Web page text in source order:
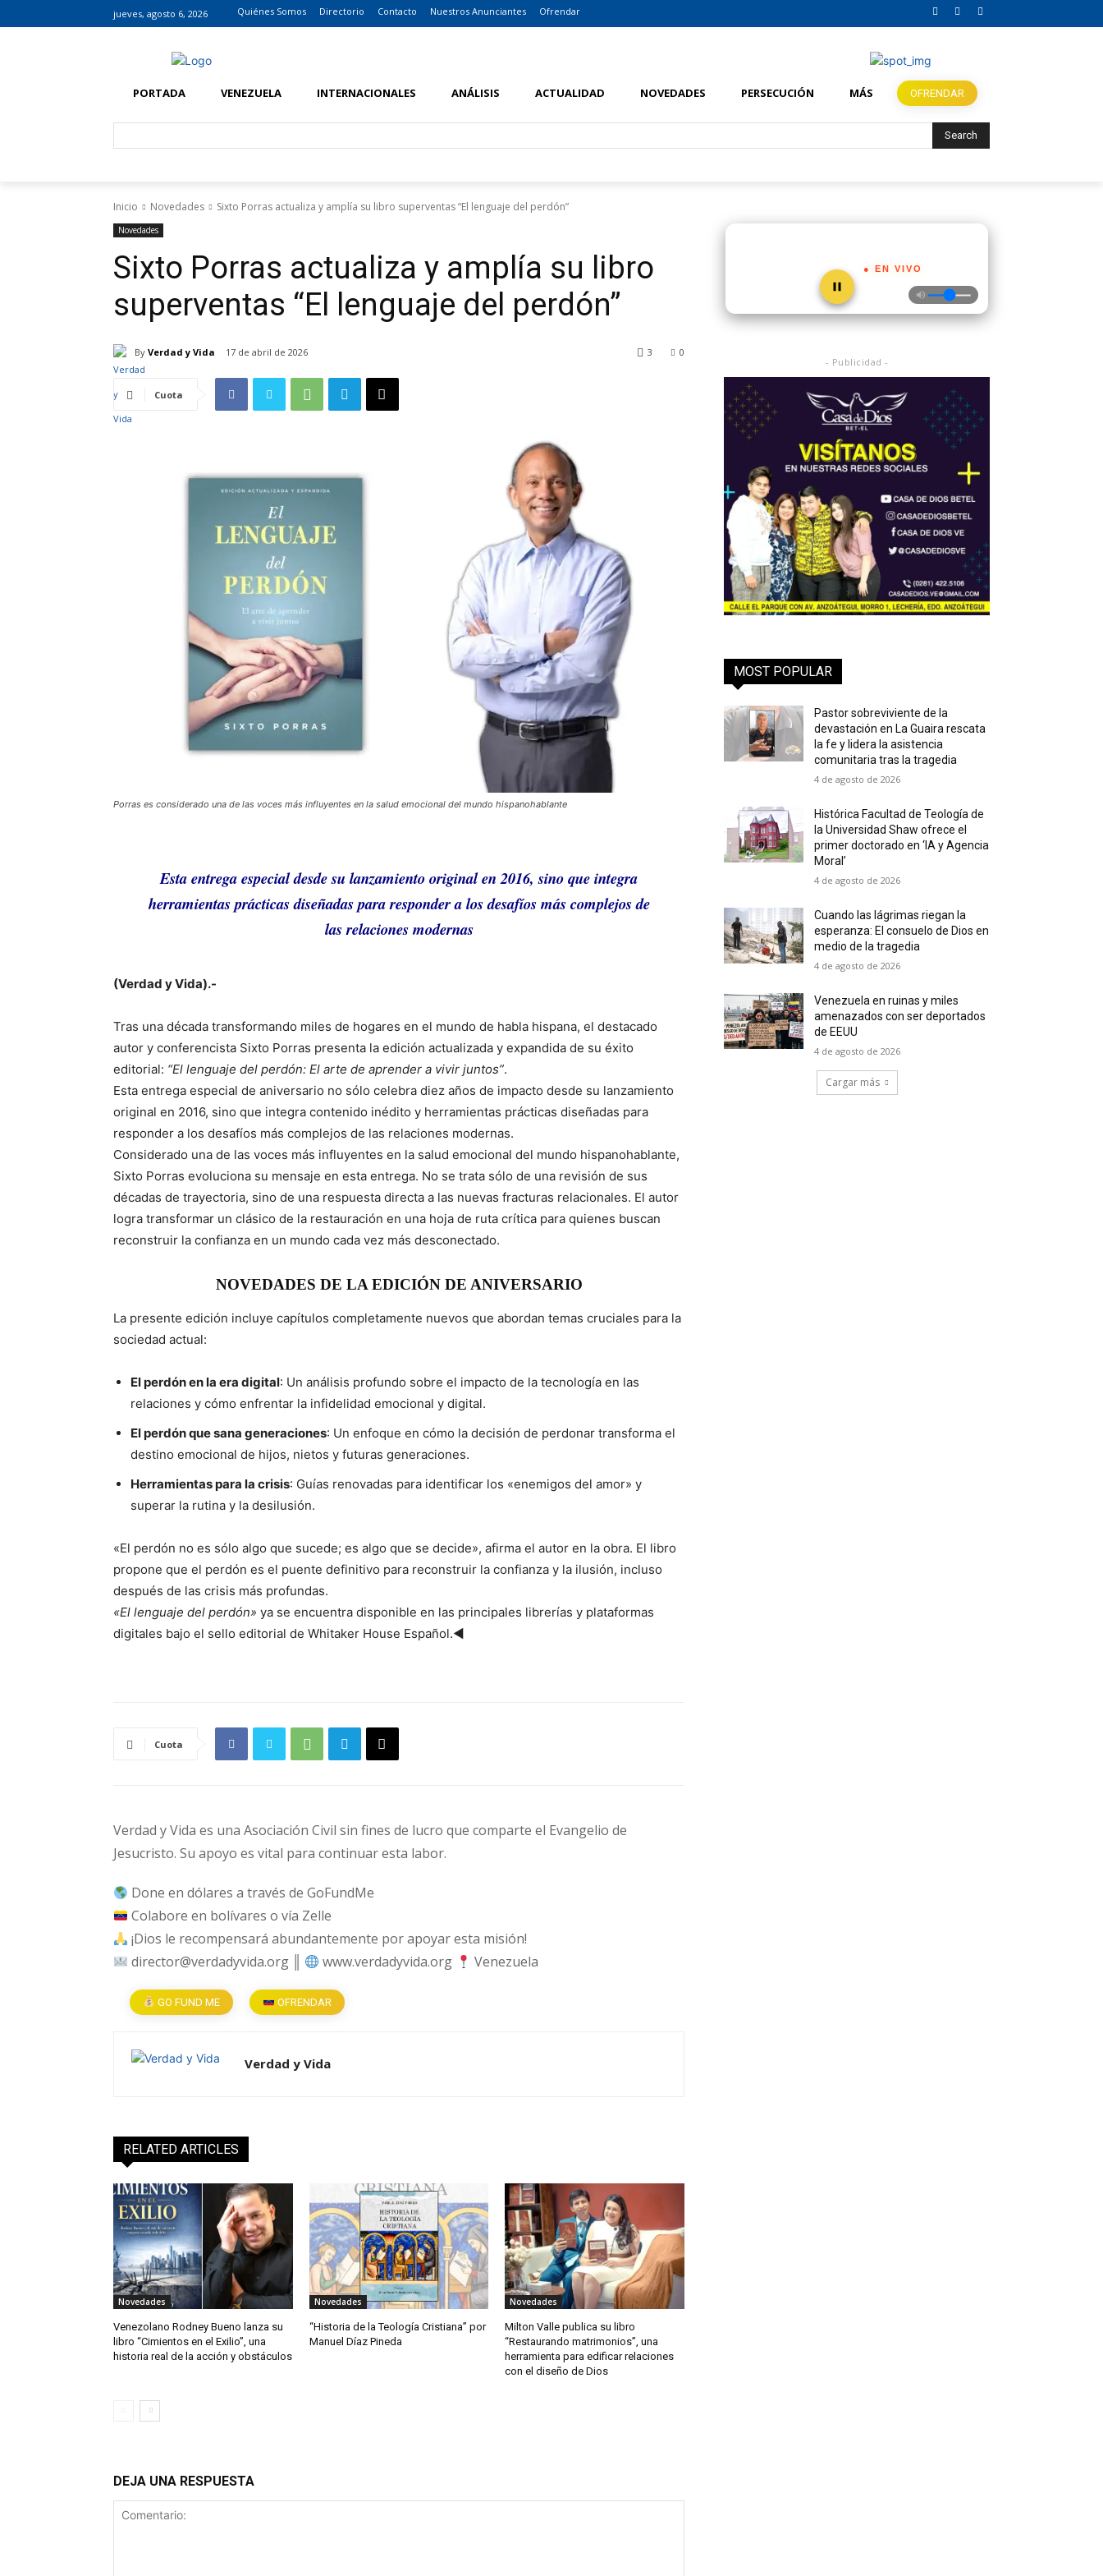
jueves, agosto 6, 2026 Quiénes Somos Directorio Contacto Nuestros Anunciantes Ofrendar
PORTADA VENEZUELA INTERNACIONALES ANÁLISIS ACTUALIDAD NOVEDADES PERSECUCIÓN MÁS OFRENDAR
Search
Inicio Novedades Sixto Porras actualiza y amplía su libro superventas “El lenguaje del perdón”
Novedades
Sixto Porras actualiza y amplía su libro
superventas “El lenguaje del perdón”
By Verdad y Vida 17 de abril de 2026 0
3
Cuota
Porras es considerado una de las voces más influyentes en la salud emocional del mundo hispanohablante
Esta entrega especial desde su lanzamiento original en 2016, sino que integra
herramientas prácticas diseñadas para responder a los desafíos más complejos de
las relaciones modernas
(Verdad y Vida).-
Tras una década transformando miles de hogares en el mundo de habla hispana, el destacado
autor y conferencista Sixto Porras presenta la edición actualizada y expandida de su éxito
editorial: “El lenguaje del perdón: El arte de aprender a vivir juntos”.
Esta entrega especial de aniversario no sólo celebra diez años de impacto desde su lanzamiento
original en 2016, sino que integra contenido inédito y herramientas prácticas diseñadas para
responder a los desafíos más complejos de las relaciones modernas.
Considerado una de las voces más influyentes en la salud emocional del mundo hispanohablante,
Sixto Porras evoluciona su mensaje en esta entrega. No se trata sólo de una revisión de sus
décadas de trayectoria, sino de una respuesta directa a las nuevas fracturas relacionales. El autor
logra transformar un clásico de la restauración en una hoja de ruta crítica para quienes buscan
reconstruir la confianza en un mundo cada vez más desconectado.
NOVEDADES DE LA EDICIÓN DE ANIVERSARIO
La presente edición incluye capítulos completamente nuevos que abordan temas cruciales para la
sociedad actual:
El perdón en la era digital: Un análisis profundo sobre el impacto de la tecnología en las
relaciones y cómo enfrentar la infidelidad emocional y digital.
El perdón que sana generaciones: Un enfoque en cómo la decisión de perdonar transforma el
destino emocional de hijos, nietos y futuras generaciones.
Herramientas para la crisis: Guías renovadas para identificar los «enemigos del amor» y
superar la rutina y la desilusión.
«El perdón no es sólo algo que sucede; es algo que se decide», afirma el autor en la obra. El libro
propone que el perdón es el puente definitivo para reconstruir la confianza y la ilusión, incluso
después de las crisis más profundas.
«El lenguaje del perdón» ya se encuentra disponible en las principales librerías y plataformas
digitales bajo el sello editorial de Whitaker House Español.◄
Cuota
Verdad y Vida es una Asociación Civil sin fines de lucro que comparte el Evangelio de
Jesucristo. Su apoyo es vital para continuar esta labor.
Done en dólares a través de GoFundMe
Colabore en bolívares o vía Zelle
¡Dios le recompensará abundantemente por apoyar esta misión!
director@verdadyvida.org ║
www.verdadyvida.org Venezuela
GO FUND ME OFRENDAR
Verdad y Vida
RELATED ARTICLES
Novedades
Venezolano Rodney Bueno lanza su
libro “Cimientos en el Exilio”, una
historia real de la acción y obstáculos
Novedades
“Historia de la Teología Cristiana” por
Manuel Díaz Pineda
Novedades
Milton Valle publica su libro
“Restaurando matrimonios”, una
herramienta para edificar relaciones
con el diseño de Dios
DEJA UNA RESPUESTA
● EN VIVO
- Publicidad -
MOST POPULAR
Pastor sobreviviente de la
devastación en La Guaira rescata
la fe y lidera la asistencia
comunitaria tras la tragedia
4 de agosto de 2026
Histórica Facultad de Teología de
la Universidad Shaw ofrece el
primer doctorado en ‘IA y Agencia
Moral’
4 de agosto de 2026
Cuando las lágrimas riegan la
esperanza: El consuelo de Dios en
medio de la tragedia
4 de agosto de 2026
Venezuela en ruinas y miles
amenazados con ser deportados
de EEUU
4 de agosto de 2026
Cargar más